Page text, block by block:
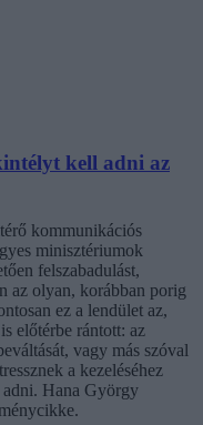
kell adni az
kommunikációs
minisztériumok
felszabadulást,
az olyan, korábban porig
ez a lendület az,
előtérbe rántott: az
vagy más szóval
a kezeléséhez
adni. Hana György